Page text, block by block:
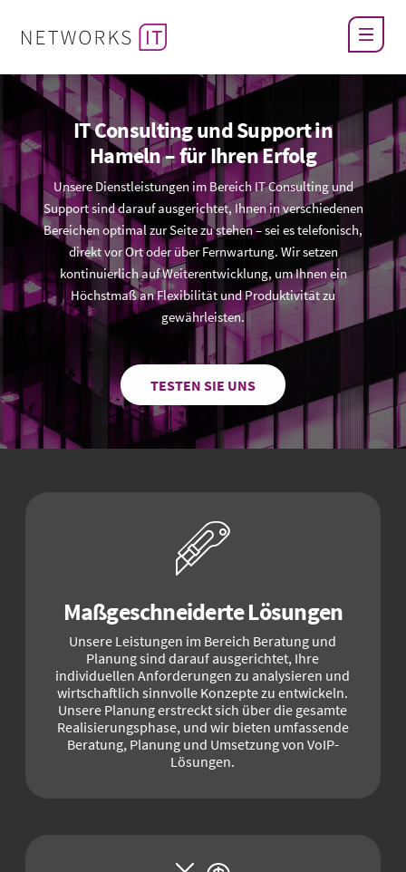
IT Consulting und Support in
Hameln – für Ihren Erfolg
Unsere Dienstleistungen im Bereich IT Consulting und
Support sind darauf ausgerichtet, Ihnen in verschiedenen
Bereichen optimal zur Seite zu stehen – sei es telefonisch,
direkt vor Ort oder über Fernwartung. Wir setzen
kontinuierlich auf Weiterentwicklung, um Ihnen ein
Höchstmaß an Flexibilität und Produktivität zu
gewährleisten.
TESTEN SIE UNS
Maßgeschneiderte Lösungen
Unsere Leistungen im Bereich Beratung und
Planung sind darauf ausgerichtet, Ihre
individuellen Anforderungen zu analysieren und
wirtschaftlich sinnvolle Konzepte zu entwickeln.
Unsere Planung erstreckt sich über die gesamte
Realisierungsphase, und wir bieten umfassende
Beratung, Planung und Umsetzung von VoIP-
Lösungen.